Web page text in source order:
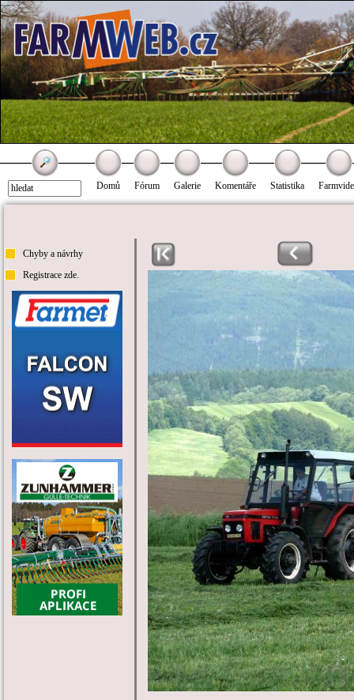
Domů Fórum Galerie Komentáře Statistika
Chyby a návrhy
Registrace zde.